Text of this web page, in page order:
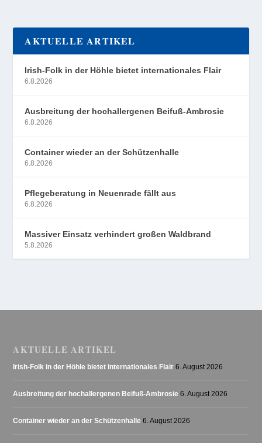
AKTUELLE ARTIKEL
Irish-Folk in der Höhle bietet internationales Flair
6.8.2026
Ausbreitung der hochallergenen Beifuß-Ambrosie
6.8.2026
Container wieder an der Schützenhalle
6.8.2026
Pflegeberatung in Neuenrade fällt aus
6.8.2026
Massiver Einsatz verhindert großen Waldbrand
5.8.2026
AKTUELLE ARTIKEL
Irish-Folk in der Höhle bietet internationales Flair 6. August 2026
Ausbreitung der hochallergenen Beifuß-Ambrosie 6. August 2026
Container wieder an der Schützenhalle 6. August 2026